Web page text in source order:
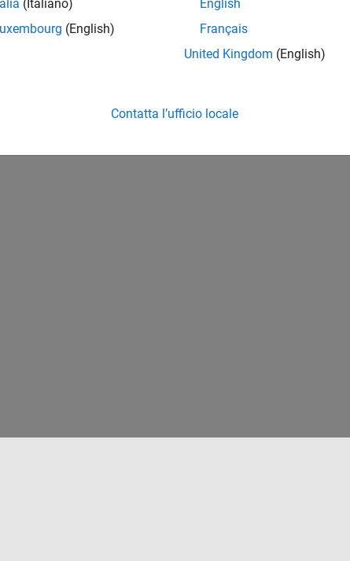
(Italiano)
(English)
English
Français
United Kingdom (English)
Contatta l’ufficio locale